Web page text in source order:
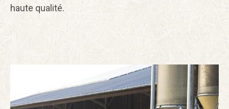
haute qualité.